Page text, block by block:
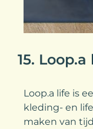
15. Loop.a
Loop.a life is
kleding- en
maken van